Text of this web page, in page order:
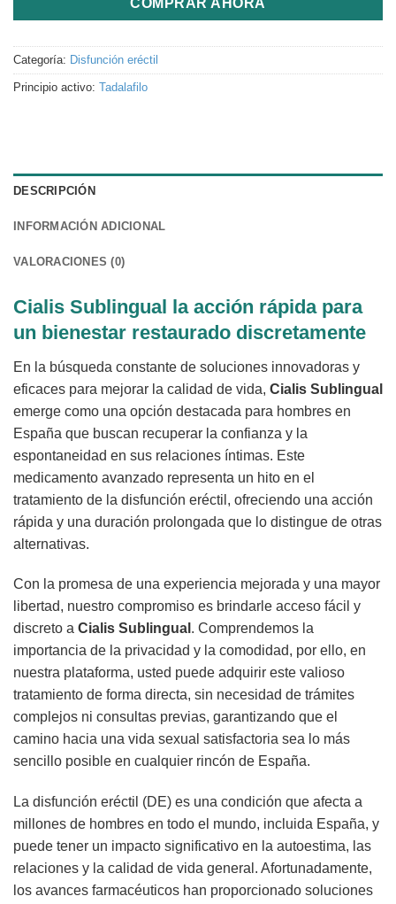
Categoría: Disfunción eréctil
Principio activo: Tadalafilo
DESCRIPCIÓN
INFORMACIÓN ADICIONAL
VALORACIONES (0)
Cialis Sublingual la acción rápida para
un bienestar restaurado discretamente
En la búsqueda constante de soluciones innovadoras y
eficaces para mejorar la calidad de vida, Cialis Sublingual
emerge como una opción destacada para hombres en
España que buscan recuperar la confianza y la
espontaneidad en sus relaciones íntimas. Este
medicamento avanzado representa un hito en el
tratamiento de la disfunción eréctil, ofreciendo una acción
rápida y una duración prolongada que lo distingue de otras
alternativas.
Con la promesa de una experiencia mejorada y una mayor
libertad, nuestro compromiso es brindarle acceso fácil y
discreto a Cialis Sublingual . Comprendemos la
importancia de la privacidad y la comodidad, por ello, en
nuestra plataforma, usted puede adquirir este valioso
tratamiento de forma directa, sin necesidad de trámites
complejos ni consultas previas, garantizando que el
camino hacia una vida sexual satisfactoria sea lo más
sencillo posible en cualquier rincón de España.
La disfunción eréctil (DE) es una condición que afecta a
millones de hombres en todo el mundo, incluida España, y
puede tener un impacto significativo en la autoestima, las
relaciones y la calidad de vida general. Afortunadamente,
los avances farmacéuticos han proporcionado soluciones